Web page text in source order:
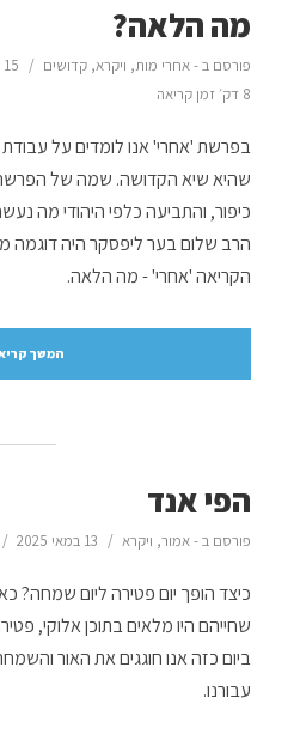
מה הלאה?
פורסם ב -אחרי מות, ויקרא, קדושים
15 במאי 2025
8 דק׳ זמן קריאה
בפרשת 'אחרי' אנו לומדים על עבודת
שהיא שיא הקדושה. שמה של
כיפור, והתביעה כלפי היהודי מה
הרב שלום בער ליפסקר היה דוגמה
הקריאה 'אחרי' - מה הלאה.
המשך
הפי אנד
פורסם ב -אמור, ויקרא 13 במאי 2025
כיצד הופך יום פטירה ליום שמחה?
שחייהם היו מלאים בתוכן אלוקי,
ביום כזה אנו חוגגים את האור
עבורנו.